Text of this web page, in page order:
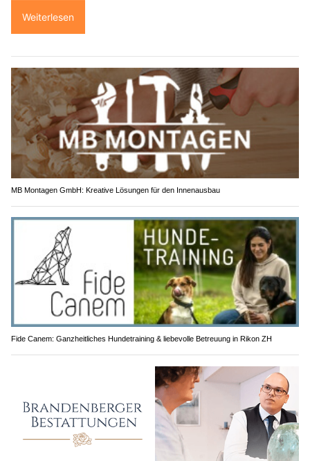
Weiterlesen
MB Montagen GmbH: Kreative Lösungen für den Innenausbau
Fide Canem: Ganzheitliches Hundetraining & liebevolle Betreuung in Rikon ZH